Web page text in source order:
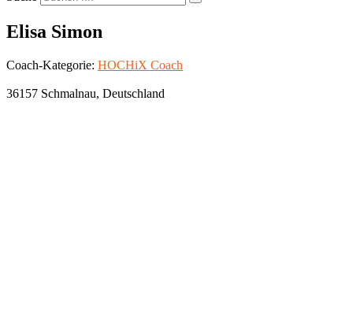
Elisa Simon
Coach-Kategorie: HOCHiX Coach
36157 Schmalnau, Deutschland